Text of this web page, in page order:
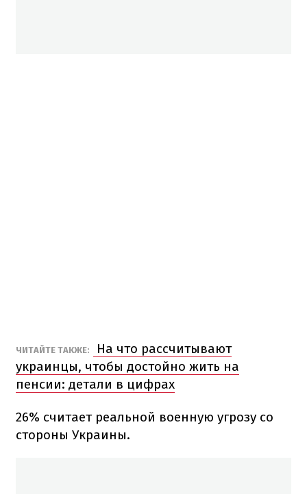
ЧИТАЙТЕ ТАКЖЕ:
На что рассчитывают
украинцы, чтобы достойно жить на
пенсии: детали в цифрах
26% считает реальной военную угрозу со
стороны Украины.